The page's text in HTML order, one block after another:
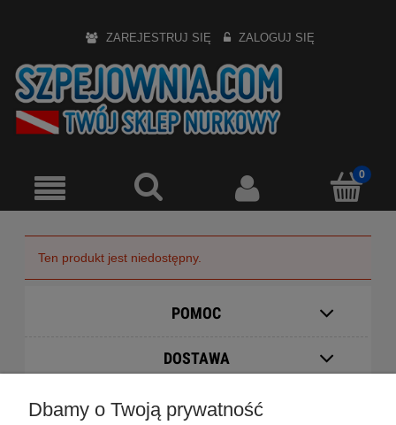
ZAREJESTRUJ SIĘ ZALOGUJ SIĘ
Ten produkt jest niedostępny.
POMOC
DOSTAWA
MOJE KONTO
Dbamy o Twoją prywatność